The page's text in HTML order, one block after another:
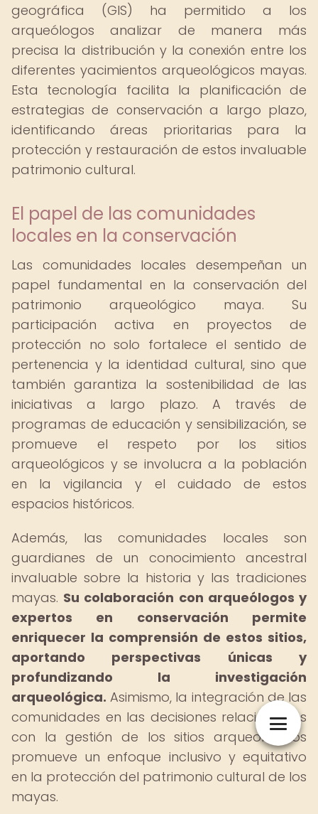
geográfica (GIS) ha permitido a los
arqueólogos analizar de manera más
precisa la distribución y la conexión entre los
diferentes yacimientos arqueológicos mayas.
Esta tecnología facilita la planificación de
estrategias de conservación a largo plazo,
identificando áreas prioritarias para la
protección y restauración de estos invaluable
patrimonio cultural.
El papel de las comunidades
locales en la conservación
Las comunidades locales desempeñan un
papel fundamental en la conservación del
patrimonio arqueológico maya. Su
participación activa en proyectos de
protección no solo fortalece el sentido de
pertenencia y la identidad cultural, sino que
también garantiza la sostenibilidad de las
iniciativas a largo plazo. A través de
programas de educación y sensibilización, se
promueve el respeto por los sitios
arqueológicos y se involucra a la población
en la vigilancia y el cuidado de estos
espacios históricos.
Además, las comunidades locales son
guardianes de un conocimiento ancestral
invaluable sobre la historia y las tradiciones
mayas. Su colaboración con arqueólogos y
expertos en conservación permite
enriquecer la comprensión de estos sitios,
aportando perspectivas únicas y
profundizando la investigación
arqueológica. Asimismo, la integración de las
comunidades en las decisiones relacionadas
con la gestión de los sitios arqueológicos
promueve un enfoque inclusivo y equitativo
en la protección del patrimonio cultural de los
mayas.